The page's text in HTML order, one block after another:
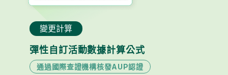
變更計算
彈性自訂活動數據計算公式
通過國際查證機構核發AUP認證